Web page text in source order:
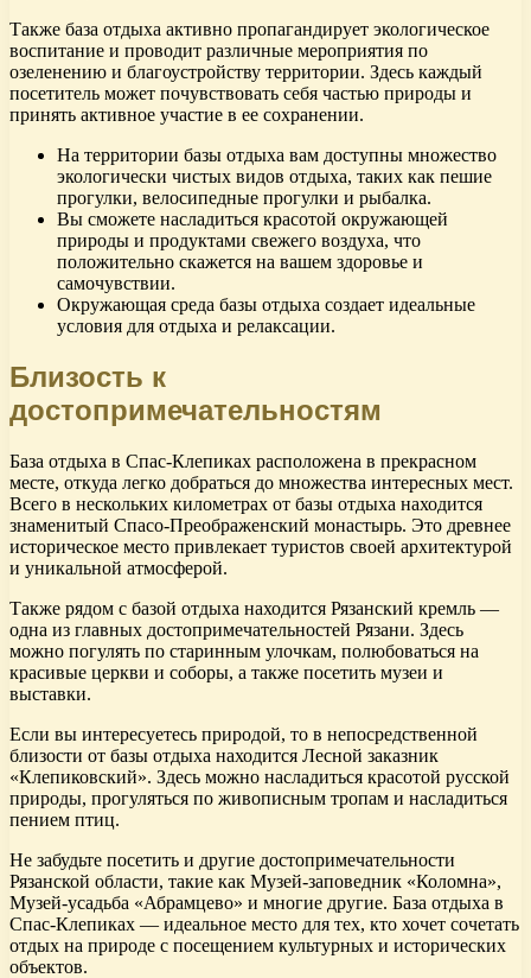
Также база отдыха активно пропагандирует экологическое
воспитание и проводит различные мероприятия по
озеленению и благоустройству территории. Здесь каждый
посетитель может почувствовать себя частью природы и
принять активное участие в ее сохранении.
На территории базы отдыха вам доступны множество
экологически чистых видов отдыха, таких как пешие
прогулки, велосипедные прогулки и рыбалка.
Вы сможете насладиться красотой окружающей
природы и продуктами свежего воздуха, что
положительно скажется на вашем здоровье и
самочувствии.
Окружающая среда базы отдыха создает идеальные
условия для отдыха и релаксации.
Близость к
достопримечательностям
База отдыха в Спас-Клепиках расположена в прекрасном
месте, откуда легко добраться до множества интересных мест.
Всего в нескольких километрах от базы отдыха находится
знаменитый Спасо-Преображенский монастырь. Это древнее
историческое место привлекает туристов своей архитектурой
и уникальной атмосферой.
Также рядом с базой отдыха находится Рязанский кремль —
одна из главных достопримечательностей Рязани. Здесь
можно погулять по старинным улочкам, полюбоваться на
красивые церкви и соборы, а также посетить музеи и
выставки.
Если вы интересуетесь природой, то в непосредственной
близости от базы отдыха находится Лесной заказник
«Клепиковский». Здесь можно насладиться красотой русской
природы, прогуляться по живописным тропам и насладиться
пением птиц.
Не забудьте посетить и другие достопримечательности
Рязанской области, такие как Музей-заповедник «Коломна»,
Музей-усадьба «Абрамцево» и многие другие. База отдыха в
Спас-Клепиках — идеальное место для тех, кто хочет сочетать
отдых на природе с посещением культурных и исторических
объектов.